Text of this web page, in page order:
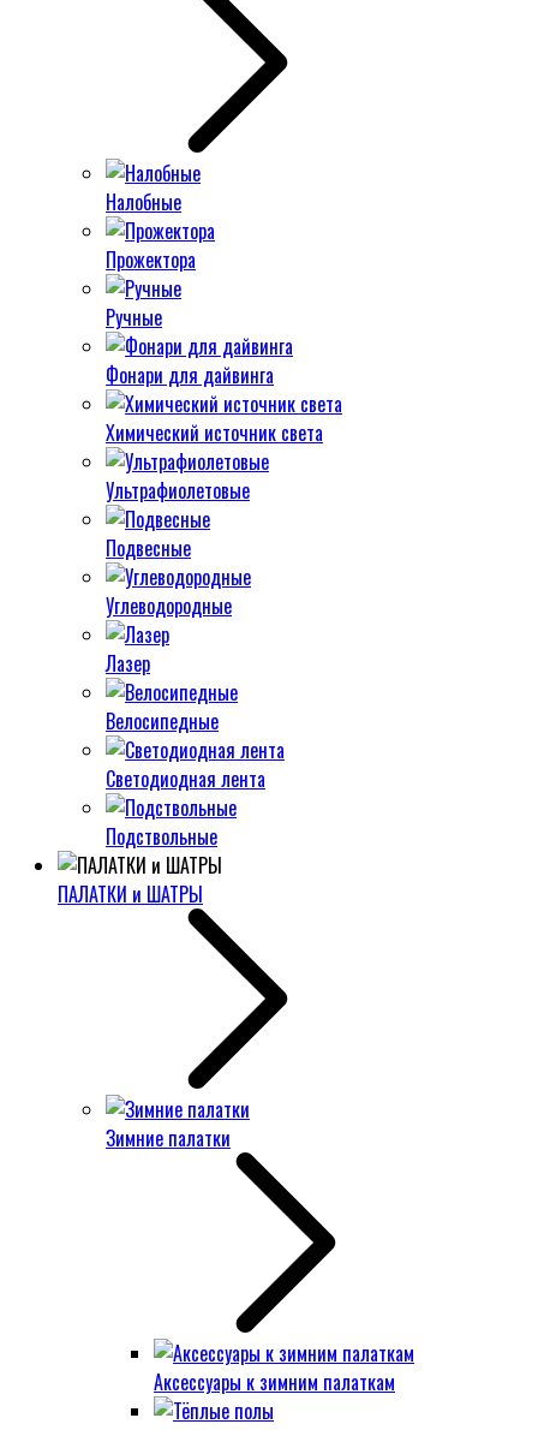
Налобные
Прожектора
Ручные
Фонари для дайвинга
Химический источник света
Ультрафиолетовые
Подвесные
Углеводородные
Лазер
Велосипедные
Светодиодная лента
Подствольные
ПАЛАТКИ и ШАТРЫ
Зимние палатки
Аксессуары к зимним палаткам